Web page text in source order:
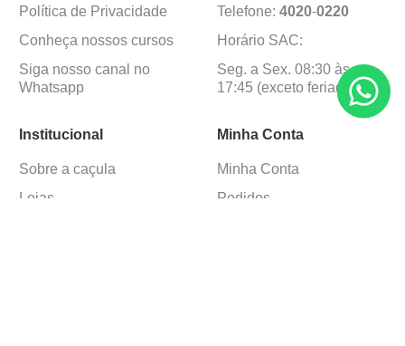
Política de Privacidade
Conheça nossos cursos
Siga nosso canal no
Whatsapp
Telefone: 4020-0220
Horário SAC:
Seg. a Sex. 08:30 às
17:45 (exceto feriados)
Institucional
Sobre a caçula
Lojas
Minha Conta
Minha Conta
Pedidos